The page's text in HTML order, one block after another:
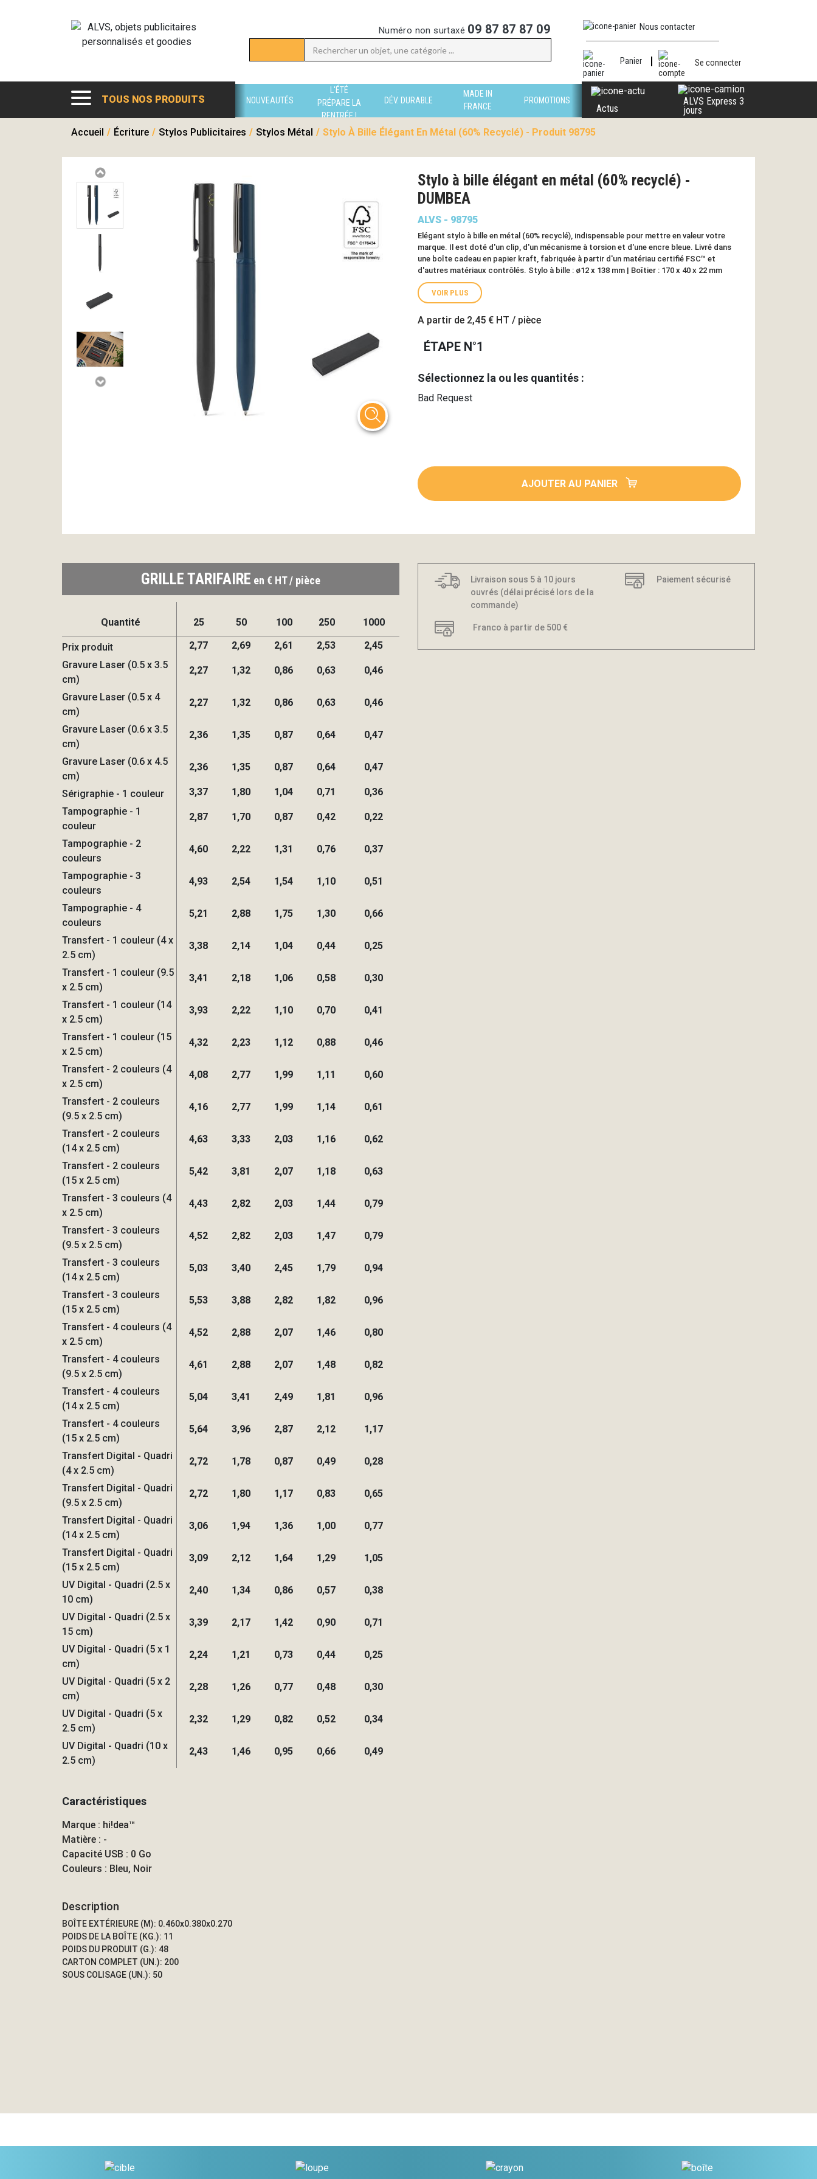
Numéro non surtaxé 09 87 87 87 09 Nous contacter
Panier Se connecter
TOUS NOS PRODUITS NOUVEAUTÉS
L'ÉTÉ
PRÉPARE LA
RENTRÉE !
DÉV. DURABLE
MADE IN
FRANCE
PROMOTIONS
Actus
ALVS Express 3
jours
Accueil / Écriture / Stylos Publicitaires / Stylos Métal / Stylo À Bille Élégant En Métal (60% Recyclé) - Produit 98795
Stylo à bille élégant en métal (60% recyclé) -
DUMBEA
ALVS - 98795
Elégant stylo à bille en métal (60% recyclé), indispensable pour mettre en valeur votre
marque. Il est doté d'un clip, d'un mécanisme à torsion et d'une encre bleue. Livré dans
une boîte cadeau en papier kraft, fabriquée à partir d'un matériau certifié FSC™ et
d'autres matériaux contrôlés. Stylo à bille : ø12 x 138 mm | Boîtier : 170 x 40 x 22 mm
VOIR PLUS
A partir de 2,45 € HT / pièce
ÉTAPE N°1
Sélectionnez la ou les quantités :
Bad Request
AJOUTER AU PANIER
GRILLE TARIFAIRE en € HT / pièce
Quantité 25 50 100 250 1000
Prix produit 2,77 2,69 2,61 2,53
2,45
Gravure Laser (0.5 x 3.5
cm)
2,27 1,32 0,86 0,63 0,46
Gravure Laser (0.5 x 4
cm)
2,27 1,32 0,86 0,63 0,46
Gravure Laser (0.6 x 3.5
cm)
2,36 1,35 0,87 0,64 0,47
Gravure Laser (0.6 x 4.5
cm)
2,36 1,35 0,87 0,64 0,47
Sérigraphie - 1 couleur 3,37 1,80 1,04 0,71
0,36
Tampographie - 1
couleur
2,87 1,70 0,87 0,42 0,22
Tampographie - 2
couleurs
4,60 2,22 1,31 0,76 0,37
Tampographie - 3
couleurs
4,93 2,54 1,54 1,10 0,51
Tampographie - 4
couleurs
5,21 2,88 1,75 1,30 0,66
Transfert - 1 couleur (4 x
2.5 cm)
3,38 2,14 1,04 0,44 0,25
Transfert - 1 couleur (9.5
x 2.5 cm)
3,41 2,18 1,06 0,58 0,30
Transfert - 1 couleur (14
x 2.5 cm)
3,93 2,22 1,10 0,70 0,41
Transfert - 1 couleur (15
x 2.5 cm)
4,32 2,23 1,12 0,88 0,46
Transfert - 2 couleurs (4
x 2.5 cm)
4,08 2,77 1,99 1,11 0,60
Transfert - 2 couleurs
(9.5 x 2.5 cm)
4,16 2,77 1,99 1,14 0,61
Transfert - 2 couleurs
(14 x 2.5 cm)
4,63 3,33 2,03 1,16 0,62
Transfert - 2 couleurs
(15 x 2.5 cm)
5,42 3,81 2,07 1,18 0,63
Transfert - 3 couleurs (4
x 2.5 cm)
4,43 2,82 2,03 1,44 0,79
Transfert - 3 couleurs
(9.5 x 2.5 cm)
4,52 2,82 2,03 1,47 0,79
Transfert - 3 couleurs
(14 x 2.5 cm)
5,03 3,40 2,45 1,79 0,94
Transfert - 3 couleurs
(15 x 2.5 cm)
5,53 3,88 2,82 1,82 0,96
Transfert - 4 couleurs (4
x 2.5 cm)
4,52 2,88 2,07 1,46 0,80
Transfert - 4 couleurs
(9.5 x 2.5 cm)
4,61 2,88 2,07 1,48 0,82
Transfert - 4 couleurs
(14 x 2.5 cm)
5,04 3,41 2,49 1,81 0,96
Transfert - 4 couleurs
(15 x 2.5 cm)
5,64 3,96 2,87 2,12 1,17
Transfert Digital - Quadri
(4 x 2.5 cm)
2,72 1,78 0,87 0,49 0,28
Transfert Digital - Quadri
(9.5 x 2.5 cm)
2,72 1,80 1,17 0,83 0,65
Transfert Digital - Quadri
(14 x 2.5 cm)
3,06 1,94 1,36 1,00 0,77
Transfert Digital - Quadri
(15 x 2.5 cm)
3,09 2,12 1,64 1,29 1,05
UV Digital - Quadri (2.5 x
10 cm)
2,40 1,34 0,86 0,57 0,38
UV Digital - Quadri (2.5 x
15 cm)
3,39 2,17 1,42 0,90 0,71
UV Digital - Quadri (5 x 1
cm)
2,24 1,21 0,73 0,44 0,25
UV Digital - Quadri (5 x 2
cm)
2,28 1,26 0,77 0,48 0,30
UV Digital - Quadri (5 x
2.5 cm)
2,32 1,29 0,82 0,52 0,34
UV Digital - Quadri (10 x
2.5 cm)
2,43 1,46 0,95 0,66 0,49
Caractéristiques
Marque : hi!dea™
Matière : -
Capacité USB : 0 Go
Couleurs : Bleu, Noir
Description
BOÎTE EXTÉRIEURE (M): 0.460x0.380x0.270
POIDS DE LA BOÎTE (KG.): 11
POIDS DU PRODUIT (G.): 48
CARTON COMPLET (UN.): 200
SOUS COLISAGE (UN.): 50
Livraison sous 5 à 10 jours
ouvrés (délai précisé lors de la
commande)
Paiement sécurisé
Franco à partir de 500 €